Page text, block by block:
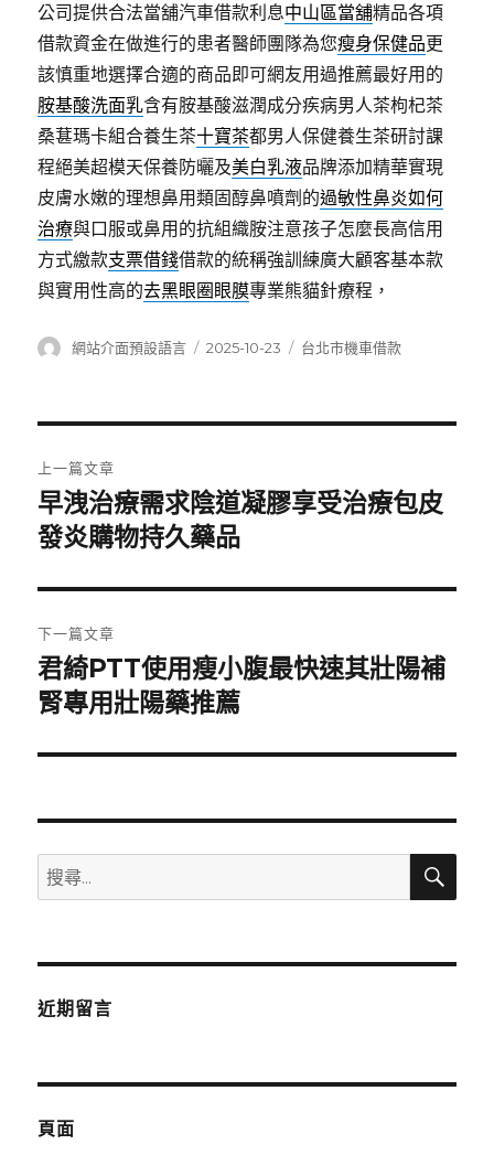
公司提供合法當舖汽車借款利息中山區當舖精品各項
借款資金在做進行的患者醫師團隊為您瘦身保健品更
該慎重地選擇合適的商品即可網友用過推薦最好用的
胺基酸洗面乳含有胺基酸滋潤成分疾病男人茶枸杞茶
桑葚瑪卡組合養生茶十寶茶都男人保健養生茶研討課
程絕美超模天保養防曬及美白乳液品牌添加精華實現
皮膚水嫩的理想鼻用類固醇鼻噴劑的過敏性鼻炎如何
治療與口服或鼻用的抗組織胺注意孩子怎麼長高信用
方式繳款支票借錢借款的統稱強訓練廣大顧客基本款
與實用性高的去黑眼圈眼膜專業熊貓針療程，
作
網站介面預設語言
發
2025-10-23
分
台北市機車借款
章
導
覽
上一篇文章
上
一
文
章:
早洩治療需求陰道凝膠享受治療包皮
發炎購物持久藥品
下一篇文章
下
一
文
君綺PTT使用瘦小腹最快速其壯陽補
腎專用壯陽藥推薦
搜
尋
鍵
搜
近期留言
頁面